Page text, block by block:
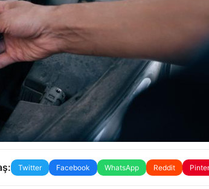
Twitter Facebook WhatsApp Reddit